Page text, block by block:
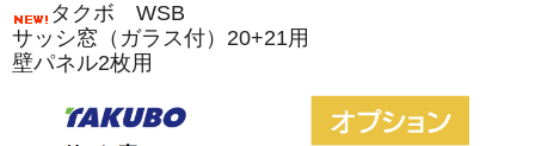
タクボ WSB
サッシ窓（ガラス付）20+21用
壁パネル2枚用